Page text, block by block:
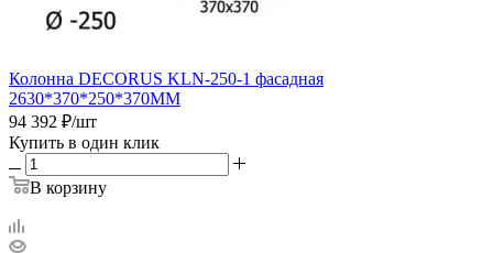
Колонна DECORUS KLN-250-1 фасадная
2630*370*250*370ММ
94 392 ₽/шт
Купить в один клик
В корзину